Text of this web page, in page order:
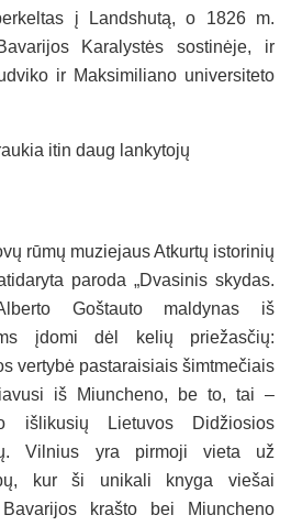
į Landshutą, o 1826 m.
Karalystės sostinėje, ir
ir Maksimiliano universiteto
itin daug lankytojų
rūmų muziejaus Atkurtų istorinių
paroda „Dvasinis skydas.
Goštauto maldynas iš
įdomi dėl kelių priežasčių:
vertybė pastaraisiais šimtmečiais
iš Miuncheno, be to, tai –
išlikusių Lietuvos Didžiosios
Vilnius yra pirmoji vieta už
kur ši unikali knyga viešai
krašto bei Miuncheno